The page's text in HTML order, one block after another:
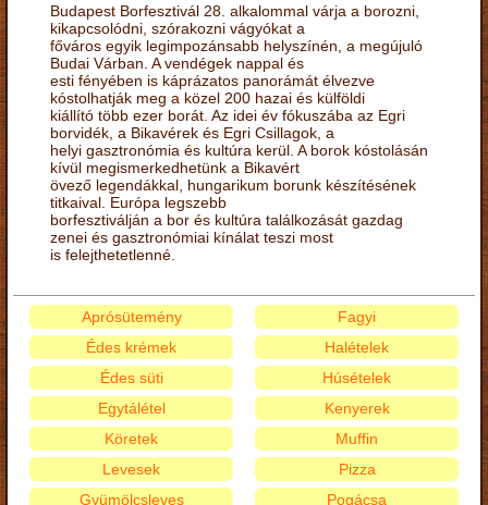
Budapest Borfesztivál 28. alkalommal várja a borozni,
kikapcsolódni, szórakozni vágyókat a
főváros egyik legimpozánsabb helyszínén, a megújuló
Budai Várban. A vendégek nappal és
esti fényében is káprázatos panorámát élvezve
kóstolhatják meg a közel 200 hazai és külföldi
kiállító több ezer borát. Az idei év fókuszába az Egri
borvidék, a Bikavérek és Egri Csillagok, a
helyi gasztronómia és kultúra kerül. A borok kóstolásán
kívül megismerkedhetünk a Bikavért
övező legendákkal, hungarikum borunk készítésének
titkaival. Európa legszebb
borfesztiválján a bor és kultúra találkozását gazdag
zenei és gasztronómiai kínálat teszi most
is felejthetetlenné.
Aprósütemény
Édes krémek
Édes süti
Egytálétel
Fagyi
Halételek
Húsételek
Kenyerek
Köretek
Levesek
Gyümölcsleves
Muffin
Pizza
Pogácsa